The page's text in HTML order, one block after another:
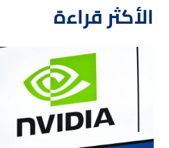
الأكثر قراءة